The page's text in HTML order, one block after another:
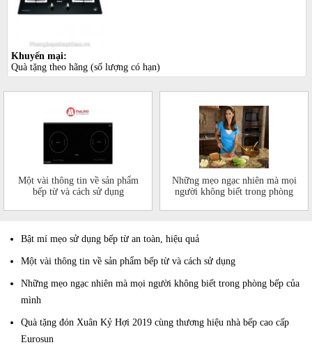
Khuyến mại:
Quà tặng theo hãng (số lượng có hạn)
Một vài thông tin về sản phẩm
bếp từ và cách sử dụng
Những mẹo ngạc nhiên mà mọi
người không biết trong phòng
Bật mí mẹo sử dụng bếp từ an toàn, hiệu quả
Một vài thông tin về sản phẩm bếp từ và cách sử dụng
Những mẹo ngạc nhiên mà mọi người không biết trong phòng bếp của
mình
Quà tặng đón Xuân Kỷ Hợi 2019 cùng thương hiệu nhà bếp cao cấp
Eurosun